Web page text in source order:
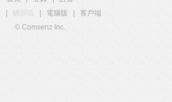
觸屏版 電腦版
客戶端
© Comsenz Inc.